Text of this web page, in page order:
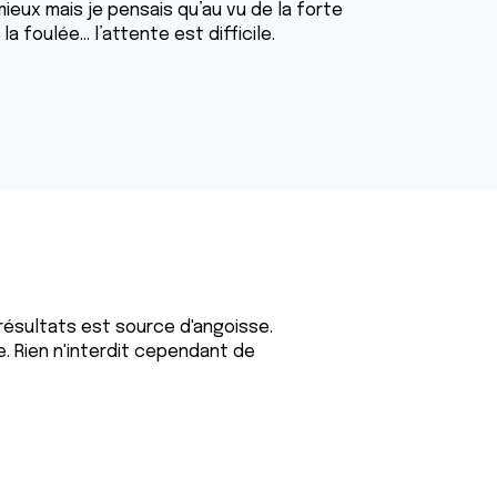
mais je pensais qu’au vu de la forte
la foulée… l’attente est difficile.
est source d'angoisse.
Rien n'interdit cependant de